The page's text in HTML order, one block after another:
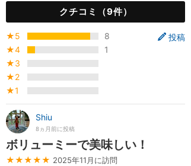
クチコミ（9件）
投稿
★5
8
★4
1
★3
★2
★1
Shiu
8ヵ月前に投稿
ボリューミーで美味しい！
★★★★★ 2025年11月に訪問